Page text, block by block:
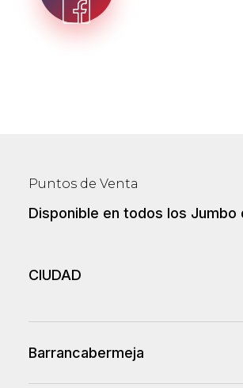
Puntos de Venta
Disponible en todos los Jumbo
CIUDAD
Barrancabermeja